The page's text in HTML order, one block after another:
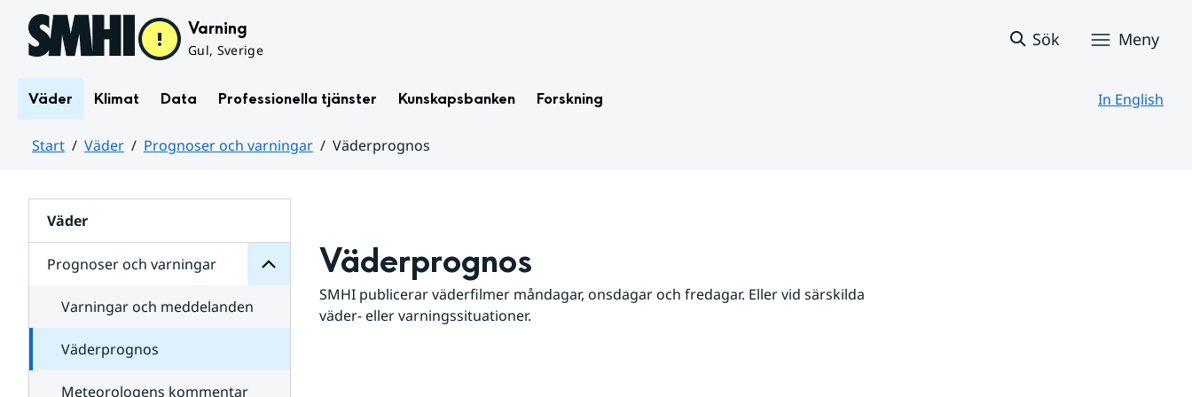
Hoppa till sidans innehåll Varning
Gul, Sverige
Sök Meny
Väder Klimat Data Professionella tjänster Kunskapsbanken Forskning In English
Start Väder Prognoser och varningar
Väderprognos
Väder
Prognoser och varningar
för
varningar
Varningar och meddelanden
Väderprognos
Meteorologens kommentar
Väderprognos
SMHI publicerar väderfilmer måndagar, onsdagar och fredagar. Eller vid särskilda
väder- eller varningssituationer.